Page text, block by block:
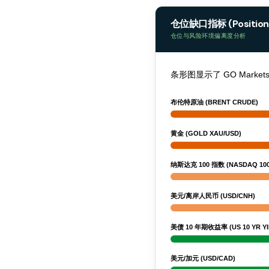
仓位缺口指标
仓位与风险环境偏离度分析
条形图显示了 GO
布伦特原油 (BRENT CRUDE)
黄金 (GOLD XAU/USD)
纳斯达克 100 指数 (NASDAQ
美元/离岸人民币 (USD/CNH)
美债 10 年期收益率 (US 10 YR
美元/加元 (USD/CAD)